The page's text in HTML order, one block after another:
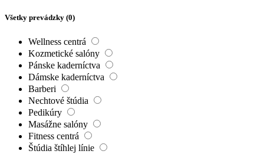
Všetky prevádzky (0)
Wellness centrá
Kozmetické salóny
Pánske kaderníctva
Dámske kaderníctva
Barberi
Nechtové štúdia
Pedikúry
Masážne salóny
Fitness centrá
Štúdia štíhlej línie